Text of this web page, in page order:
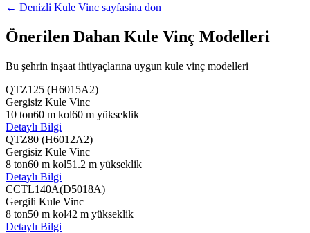
← Denizli Kule Vinc sayfasina don
Önerilen Dahan Kule Vinç Modelleri
Bu şehrin inşaat ihtiyaçlarına uygun kule vinç modelleri
QTZ125 (H6015A2)
Gergisiz Kule Vinc
10 ton60 m kol60 m yükseklik
Detaylı Bilgi
QTZ80 (H6012A2)
Gergisiz Kule Vinc
8 ton60 m kol51.2 m yükseklik
Detaylı Bilgi
CCTL140A(D5018A)
Gergili Kule Vinc
8 ton50 m kol42 m yükseklik
Detaylı Bilgi